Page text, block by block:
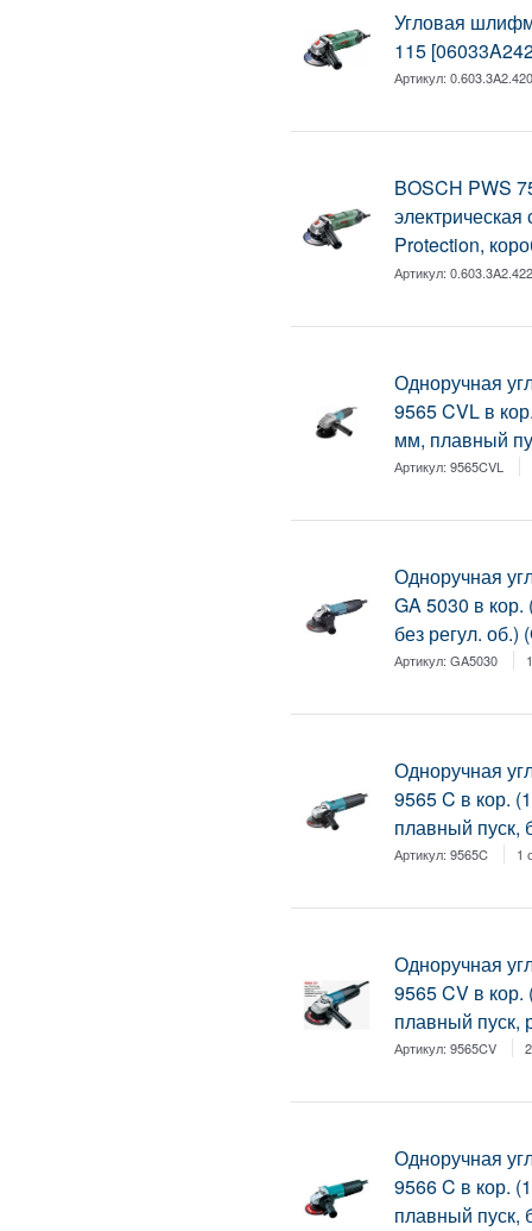
Угловая
115
Артикул:
BOSCH PWS
Protection,
Артикул:
Одноручная
9565 CVL в
мм, плавный
Артикул:9565CVL
Одноручная
GA 5030 в
без регул. об.)
Артикул:GA5030
Одноручная
9565 C в кор.
плавный пуск,
Артикул:9565C 1
Одноручная
9565 CV в кор.
плавный пуск,
Артикул:9565CV
Одноручная
9566 C в кор.
плавный пуск,